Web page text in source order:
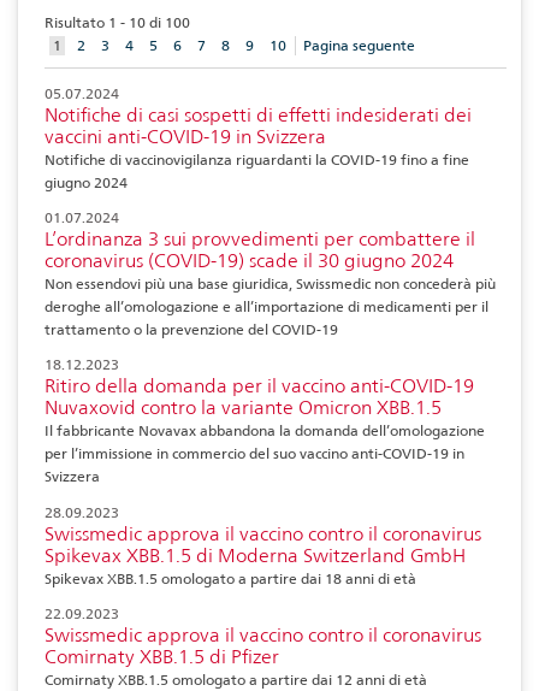
Risultato 1 - 10 di 100
1 aktuelles
Element
2 3 4 5 6 7 8 9 10 Pagina seguente
05.07.2024
Notifiche di casi sospetti di effetti indesiderati dei
vaccini anti-COVID-19 in Svizzera
Notifiche di vaccinovigilanza riguardanti la COVID-19 fino a fine
giugno 2024
01.07.2024
L’ordinanza 3 sui provvedimenti per combattere il
coronavirus (COVID-19) scade il 30 giugno 2024
Non essendovi più una base giuridica, Swissmedic non concederà più
deroghe all’omologazione e all’importazione di medicamenti per il
trattamento o la prevenzione del COVID-19
18.12.2023
Ritiro della domanda per il vaccino anti-COVID-19
Nuvaxovid contro la variante Omicron XBB.1.5
Il fabbricante Novavax abbandona la domanda dell’omologazione
per l’immissione in commercio del suo vaccino anti-COVID-19 in
Svizzera
28.09.2023
Swissmedic approva il vaccino contro il coronavirus
Spikevax XBB.1.5 di Moderna Switzerland GmbH
Spikevax XBB.1.5 omologato a partire dai 18 anni di età
22.09.2023
Swissmedic approva il vaccino contro il coronavirus
Comirnaty XBB.1.5 di Pfizer
Comirnaty XBB.1.5 omologato a partire dai 12 anni di età